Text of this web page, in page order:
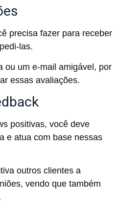
precisa fazer para receber
las.
ou um e-mail amigável, por
essas avaliações.
positivas, você deve
e atua com base nessas
outros clientes a
vendo que também